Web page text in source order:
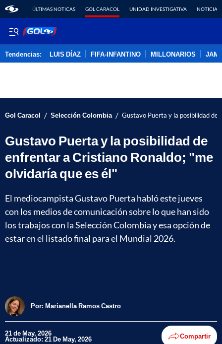
ÚLTIMAS NOTICAS GOL CARACOL UNIDAD INVESTIGATIVA NOTICIAS
Tendencias: LUIS DÍAZ FIFA-INFANTINO MILLONARIOS
Gol Caracol / Selección Colombia / Gustavo Puerta y la posibilidad de
Gustavo Puerta y la posibilidad de
enfrentar a Cristiano Ronaldo; "me
olvidaría que es él"
El mediocampista Gustavo Puerta habló este jueves
con los medios de comunicación sobre lo que han sido
los trabajos con la Selección Colombia y esa opción de
estar en el listado final para el Mundial 2026.
Por: Marianella Ramos Castro
21 de May, 2026
Actualizado: 21 De May, 2026 Compartir